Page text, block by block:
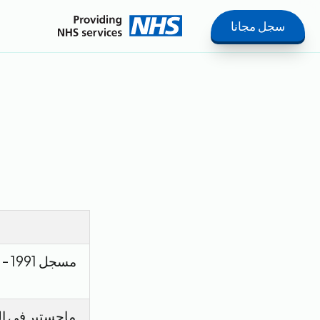
سجل مجانا
ماجستير في